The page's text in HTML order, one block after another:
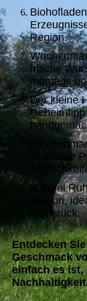
Region.
frische
montags
Der kleine
saisonale
Imkerei
Region,
Frühstück.
Entdecken
Geschmack
einfach es ist,